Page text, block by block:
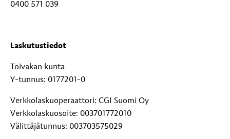
0400 571 039
Laskutustiedot
Toivakan kunta
Y-tunnus: 0177201-0
Verkkolaskuoperaattori: CGI Suomi Oy
Verkkolaskuosoite: 003701772010
Välittäjätunnus: 003703575029